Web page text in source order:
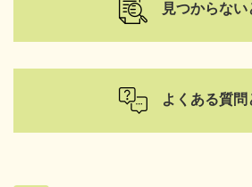
見つからない
よくある質問